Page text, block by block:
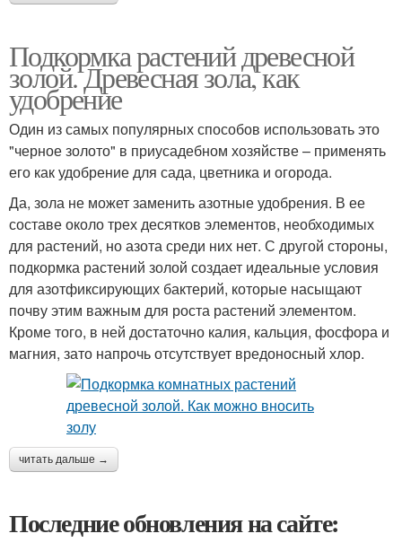
Подкормка растений древесной
золой. Древесная зола, как
удобрение
Один из самых популярных способов использовать это
"черное золото" в приусадебном хозяйстве – применять
его как удобрение для сада, цветника и огорода.
Да, зола не может заменить азотные удобрения. В ее
составе около трех десятков элементов, необходимых
для растений, но азота среди них нет. С другой стороны,
подкормка растений золой создает идеальные условия
для азотфиксирующих бактерий, которые насыщают
почву этим важным для роста растений элементом.
Кроме того, в ней достаточно калия, кальция, фосфора и
магния, зато напрочь отсутствует вредоносный хлор.
читать дальше →
Последние обновления на сайте: